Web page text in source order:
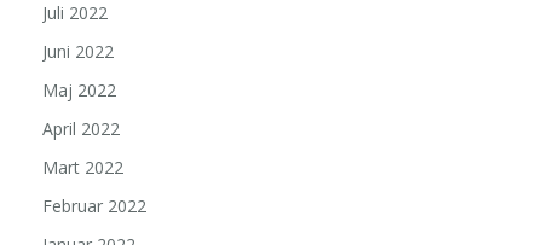
Juli 2022
Juni 2022
Maj 2022
April 2022
Mart 2022
Februar 2022